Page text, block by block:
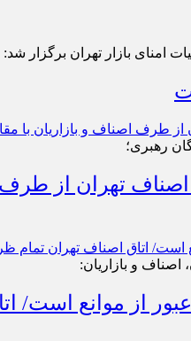
امنای بازار تهران برگزار شد:
رهبری؛
اصناف تهران از
اصناف و بازاریان:
عبور از موانع